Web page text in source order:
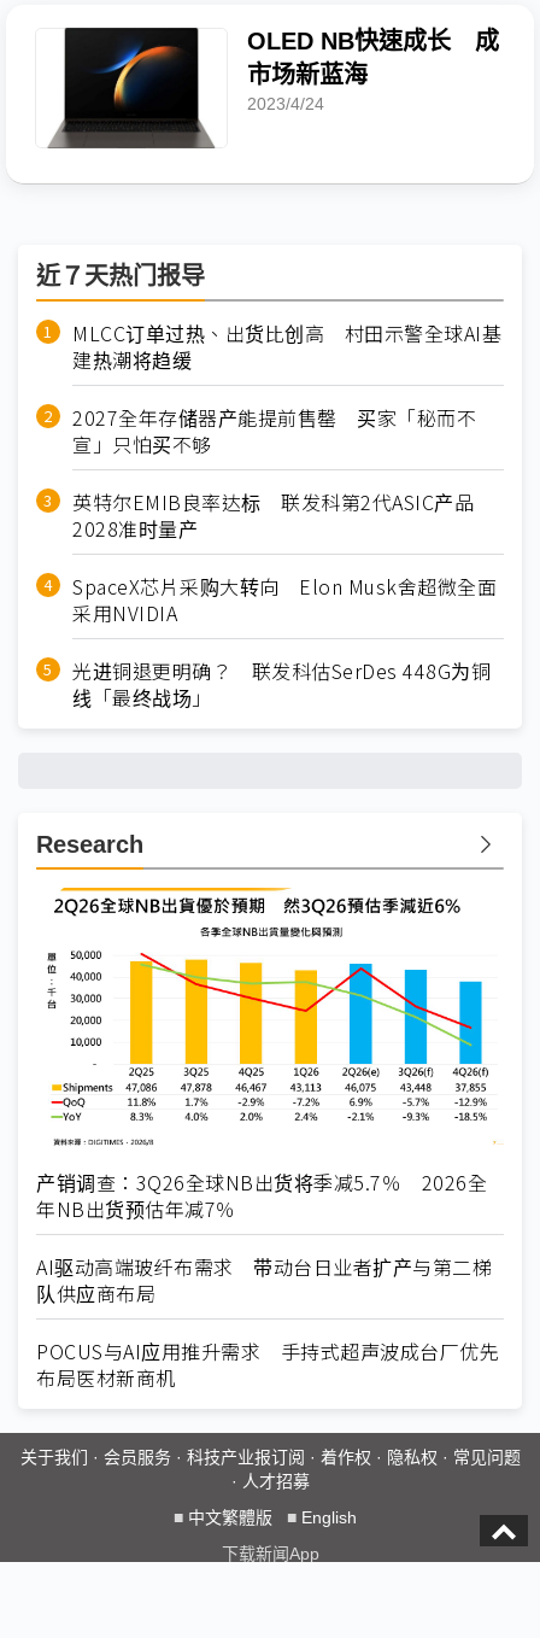
OLED NB快速成长 成
市场新蓝海
2023/4/24
近７天热门报导
MLCC订单过热、出货比创高 村田示警全球AI基
建热潮将趋缓
2027全年存储器产能提前售罄 买家「秘而不
宣」只怕买不够
英特尔EMIB良率达标 联发科第2代ASIC产品
2028准时量产
SpaceX芯片采购大转向 Elon Musk舍超微全面
采用NVIDIA
光进铜退更明确？ 联发科估SerDes 448G为铜
线「最终战场」
Research
产销调查：3Q26全球NB出货将季减5.7％ 2026全
年NB出货预估年减7％
AI驱动高端玻纤布需求 带动台日业者扩产与第二梯
队供应商布局
POCUS与AI应用推升需求 手持式超声波成台厂优先
布局医材新商机
关于我们 · 会员服务· 科技产业报订阅 · 着作权 · 隐私权 · 常见问题
· 人才招募
■ 中文繁體版 ■ English
下载新闻App